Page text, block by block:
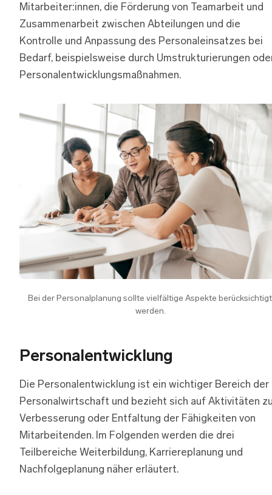
Mitarbeiter:innen, die Förderung von Teamarbeit und
Zusammenarbeit zwischen Abteilungen und die
Kontrolle und Anpassung des Personaleinsatzes bei
Bedarf, beispielsweise durch Umstrukturierungen
Personalentwicklungsmaßnahmen.
Bei der Personalplanung sollte vielfältige Aspekte berücksichtigt
werden.
Personalentwicklung
Die Personalentwicklung ist ein wichtiger Bereich der
Personalwirtschaft und bezieht sich auf Aktivitäten
Verbesserung oder Entfaltung der Fähigkeiten von
Mitarbeitenden. Im Folgenden werden die drei
Teilbereiche Weiterbildung, Karriereplanung und
Nachfolgeplanung näher erläutert.